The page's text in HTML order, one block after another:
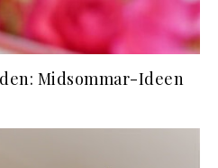
Midsommar-Ideen